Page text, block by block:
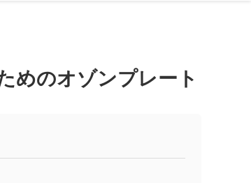
めのオゾンプレート